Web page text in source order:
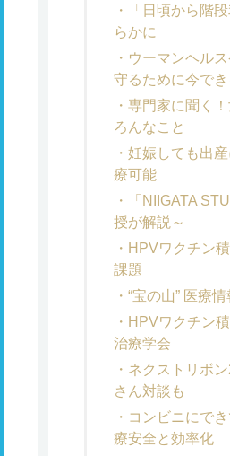
「日頃から階
らかに
ウーマンヘル
守るために今でき
専門家に聞く
ろんなこと
妊娠しても出
療可能
「NIIGATA
授が解説～
HPVワクチン
課題
“宝の山” 医療
HPVワクチン
治療学会
ネクストリボ
さん対談も
コンビニにで
療安全と効率化